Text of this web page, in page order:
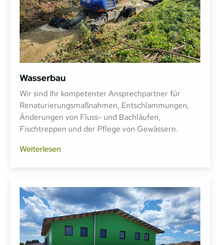
Wasserbau
Wir sind Ihr kompetenter Ansprechpartner für
Renaturierungsmaßnahmen, Entschlammungen,
Änderungen von Fluss- und Bachläufen,
Fischtreppen und der Pflege von Gewässern.
Weiterlesen